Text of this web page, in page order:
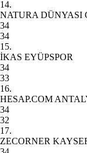
14.
NATURA DÜNYASI
34
34
15.
İKAS EYÜPSPOR
34
33
16.
HESAP.COM
34
32
17.
ZECORNER